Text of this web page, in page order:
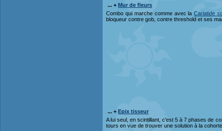
... + Mur de fleurs
Combo qui marche comme avec laCariatide
bloqueur contre gob, contre threshold et ses
... + Epix tisseur
A lui seul, en scintillant, c'est 5 à 7 phases de
tours en vue de trouver une solution à la